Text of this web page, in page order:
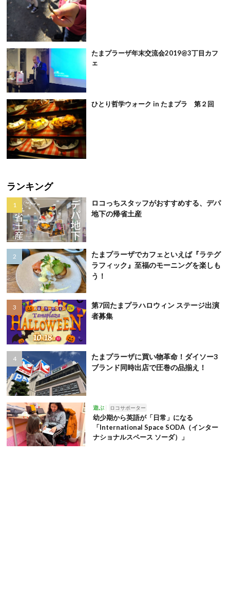
たまプラーザ年末交流会2019@3丁目カフ
ェ
ひとり哲学ウォーク in たまプラ 第２回
ランキング
ロコっちスタッフがおすすめする、デパ
地下の帰省土産
たまプラーザでカフェといえば『ラテグ
ラフィック』至福のモーニングを楽しも
う！
第7回たまプラハロウィン ステージ出演
者募集
たまプラーザに買い物革命！ダイソー3
ブランド同時出店で圧巻の品揃え！
遊ぶ ロコサポーター
幼少期から英語が「日常」になる
「International Space SODA（インター
ナショナルスペース ソーダ）」